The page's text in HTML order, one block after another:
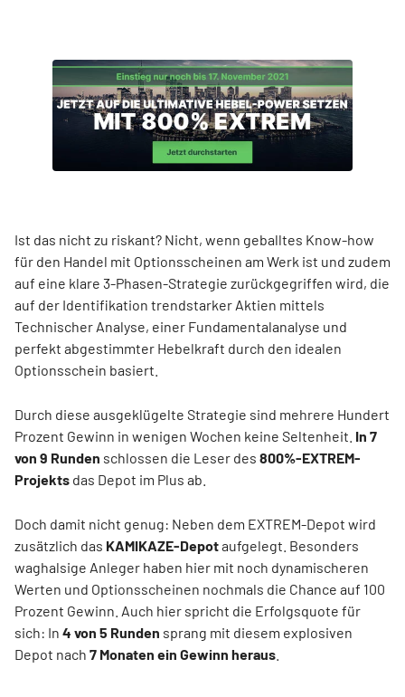
Ist das nicht zu riskant? Nicht, wenn geballtes Know-how
für den Handel mit Optionsscheinen am Werk ist und zudem
auf eine klare 3-Phasen-Strategie zurückgegriffen wird, die
auf der Identifikation trendstarker Aktien mittels
Technischer Analyse, einer Fundamentalanalyse und
perfekt abgestimmter Hebelkraft durch den idealen
Optionsschein basiert.
Durch diese ausgeklügelte Strategie sind mehrere Hundert
Prozent Gewinn in wenigen Wochen keine Seltenheit. In 7
von 9 Runden schlossen die Leser des 800%-EXTREM-
Projekts das Depot im Plus ab.
Doch damit nicht genug: Neben dem EXTREM-Depot wird
zusätzlich das KAMIKAZE-Depotaufgelegt. Besonders
waghalsige Anleger haben hier mit noch dynamischeren
Werten und Optionsscheinen nochmals die Chance auf 100
Prozent Gewinn. Auch hier spricht die Erfolgsquote für
sich: In 4 von 5 Runden sprang mit diesem explosiven
Depot nach 7 Monaten ein Gewinn heraus